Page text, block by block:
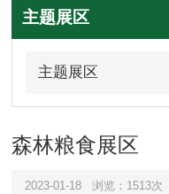
主题展区
主题展区
森林粮食展区
2023-01-18 浏览：1513次